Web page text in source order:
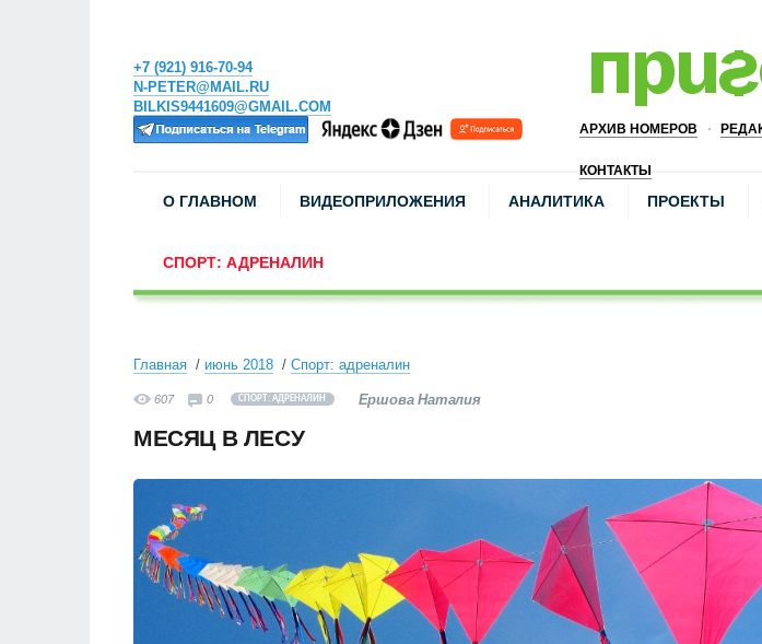
+7 (921) 916-70-94
N-PETER@MAIL.RU
BILKIS9441609@GMAIL.COM
АРХИВ НОМЕРОВ
КОНТАКТЫ
О ГЛАВНОМ ВИДЕОПРИЛОЖЕНИЯ АНАЛИТИКА ПРОЕКТЫ
СПОРТ: АДРЕНАЛИН
Главная июнь 2018 Спорт: адреналин
607 0 СПОРТ: АДРЕНАЛИН Ершова Наталия
МЕСЯЦ В ЛЕСУ